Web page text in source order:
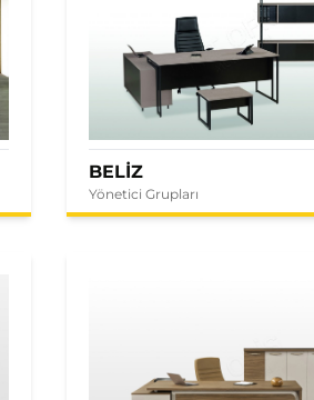
BELİZ
Yönetici Grupları